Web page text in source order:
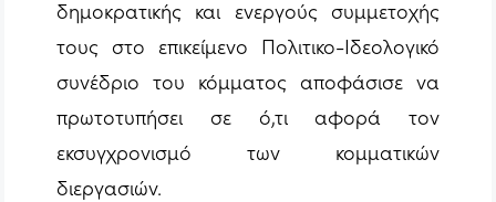
δημοκρατικής και ενεργούς συμμετοχής
τους στο επικείμενο Πολιτικο-Ιδεολογικό
συνέδριο του κόμματος αποφάσισε να
πρωτοτυπήσει σε ό,τι αφορά τον
εκσυγχρονισμό των κομματικών
διεργασιών.